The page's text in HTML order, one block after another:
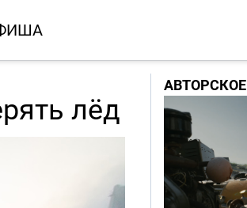
лёд
АВТОРСКОЕ